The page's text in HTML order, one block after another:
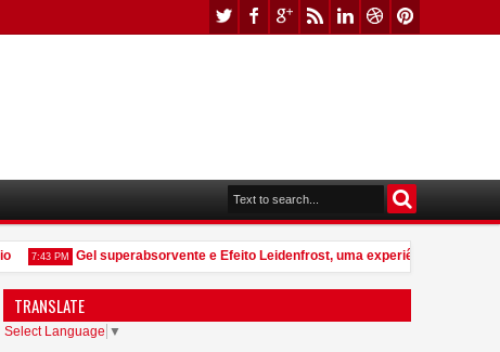
7:43 PM Gel superabsorvente e Efeito Leidenfrost, uma experiência que vale
TRANSLATE
Select Language ▼